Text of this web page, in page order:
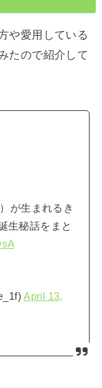
や愛用している
たので紹介して
が生まれるき
生秘話をまと
April 13,